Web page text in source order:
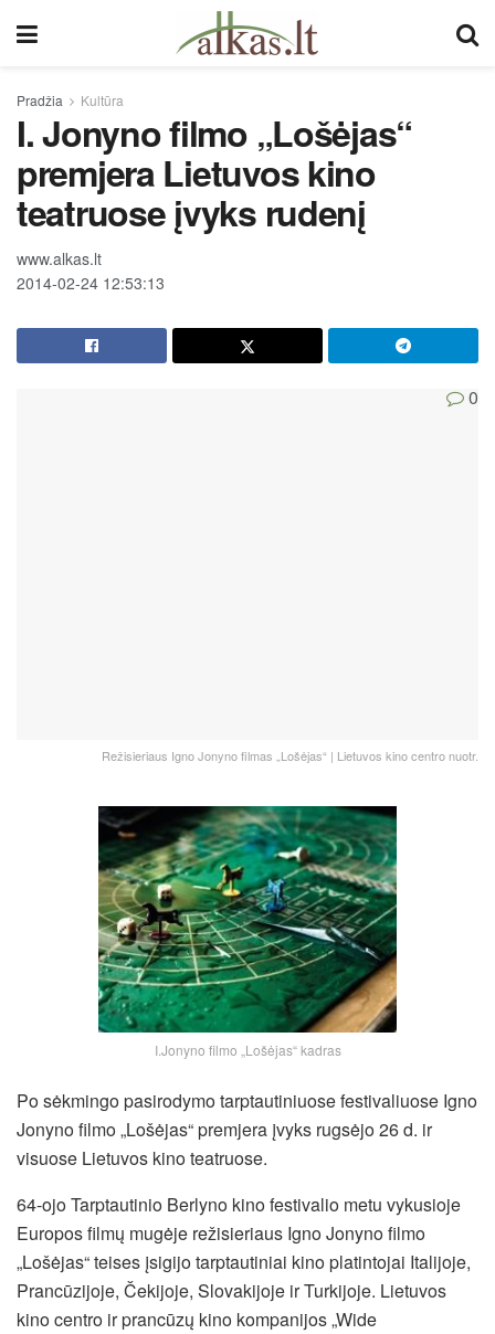
Pradžia Kultūra
I. Jonyno filmo „Lošėjas“
premjera Lietuvos kino
teatruose įvyks rudenį
www.alkas.lt
2014-02-24 12:53:13
0
Režisieriaus Igno Jonyno filmas „Lošėjas“ | Lietuvos kino centro nuotr.
I.Jonyno filmo „Lošėjas“ kadras
Po sėkmingo pasirodymo tarptautiniuose festivaliuose Igno
Jonyno filmo „Lošėjas“ premjera įvyks rugsėjo 26 d. ir
visuose Lietuvos kino teatruose.
64-ojo Tarptautinio Berlyno kino festivalio metu vykusioje
Europos filmų mugėje režisieriaus Igno Jonyno filmo
„Lošėjas“ teises įsigijo tarptautiniai kino platintojai Italijoje,
Prancūzijoje, Čekijoje, Slovakijoje ir Turkijoje. Lietuvos
kino centro ir prancūzų kino kompanijos „Wide